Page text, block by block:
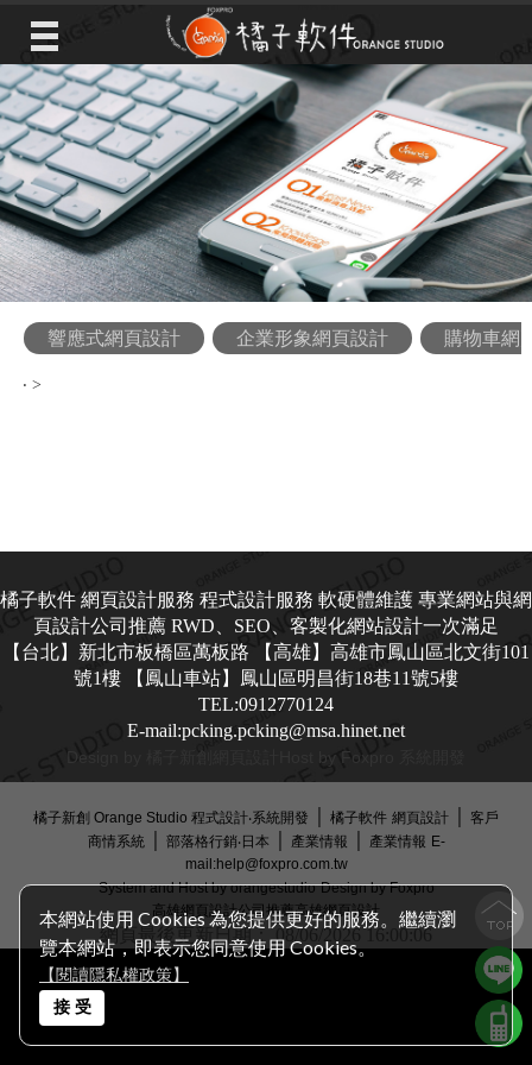
本網站使用 Cookies 為您提供更好的服務。繼續瀏
覽本網站，即表示您同意使用 Cookies。
【閱讀隱私權政策】
接 受
響應式網頁設計 企業形象網頁設計 購物車網
‧ >
橘子軟件 網頁設計服務 程式設計服務 軟硬體維護 專業網站與網
頁設計公司推薦 RWD、SEO、客製化網站設計一次滿足
【台北】新北市板橋區萬板路 【高雄】高雄市鳳山區北文街101
號1樓 【鳳山車站】鳳山區明昌街18巷11號5樓
TEL:0912770124
E-mail:pcking.pcking@msa.hinet.net
Design by 橘子新創 Host by Foxpro 系統開發
橘子新創 Orange Studio 程式設計‧系統開發 橘子軟件 網頁設計
客戶
商情系統│ 部落格行銷‧日本 產業情報 產業情報 E-
mail:help@foxpro.com.tw
System and Host by orangestudio Design by Foxpro
高雄網頁設計公司推薦高雄網頁設計
網頁最後更新日期： 08/06/2026 16:00:06